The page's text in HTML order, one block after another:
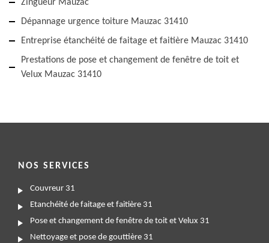
Zingueur Mauzac
Dépannage urgence toiture Mauzac 31410
Entreprise étanchéité de faitage et faitière Mauzac 31410
Prestations de pose et changement de fenêtre de toit et
Velux Mauzac 31410
NOS SERVICES
Couvreur 31
Etanchéité de faitage et faitière 31
Pose et changement de fenêtre de toit et Velux 31
Nettoyage et pose de gouttière 31